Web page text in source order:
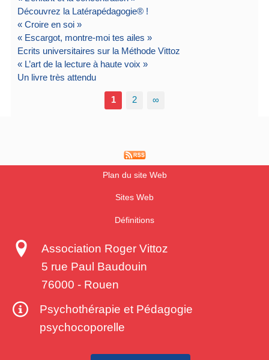
Découvrez la Latérapédagogie® !
« Croire en soi »
« Escargot, montre-moi tes ailes »
Ecrits universitaires sur la Méthode Vittoz
« L’art de la lecture à haute voix »
Un livre très attendu
1 2 ∞
Plan du site Web
Sites Web
Définitions
Association Roger Vittoz
5 rue Paul Baudouin
76000 - Rouen
Psychothérapie et Pédagogie
psychocoporelle